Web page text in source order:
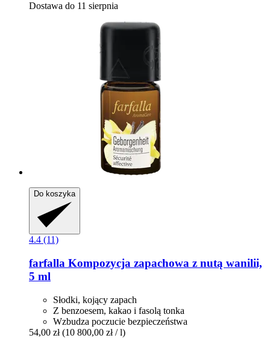
Dostawa do 11 sierpnia
Do koszyka
4.4 (11)
farfalla Kompozycja zapachowa z nutą wanilii,
5 ml
Słodki, kojący zapach
Z benzoesem, kakao i fasolą tonka
Wzbudza poczucie bezpieczeństwa
54,00 zł (10 800,00 zł / l)